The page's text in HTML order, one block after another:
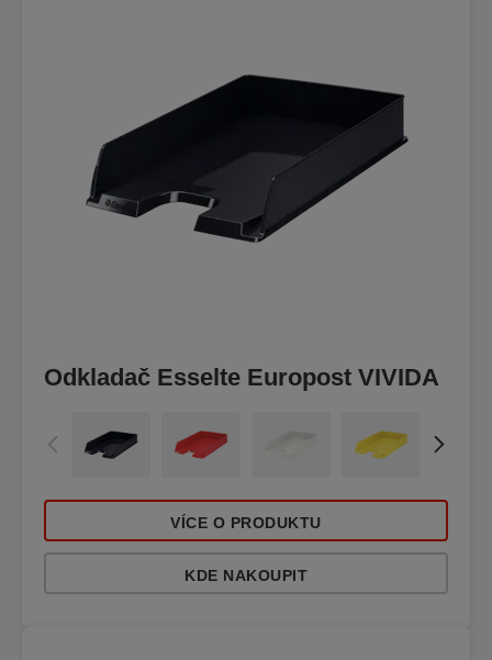
Odkladač Esselte Europost VIVIDA
VÍCE O PRODUKTU
KDE NAKOUPIT